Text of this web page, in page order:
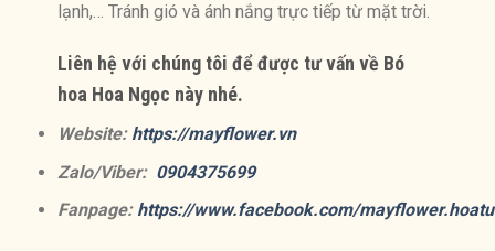
lạnh,… Tránh gió và ánh nắng trực tiếp từ mặt trời.
Liên hệ với chúng tôi để được tư vấn về Bó
hoa Hoa Ngọc này nhé.
Website: https://mayflower.vn
Zalo/Viber: 0904375699
Fanpage: https://www.facebook.com/